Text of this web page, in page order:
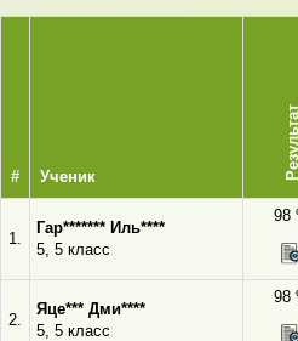
# Ученик
1.
Гар******* Иль****
5, 5 класс
98
2.
Яце*** Дми****
5, 5 класс
98